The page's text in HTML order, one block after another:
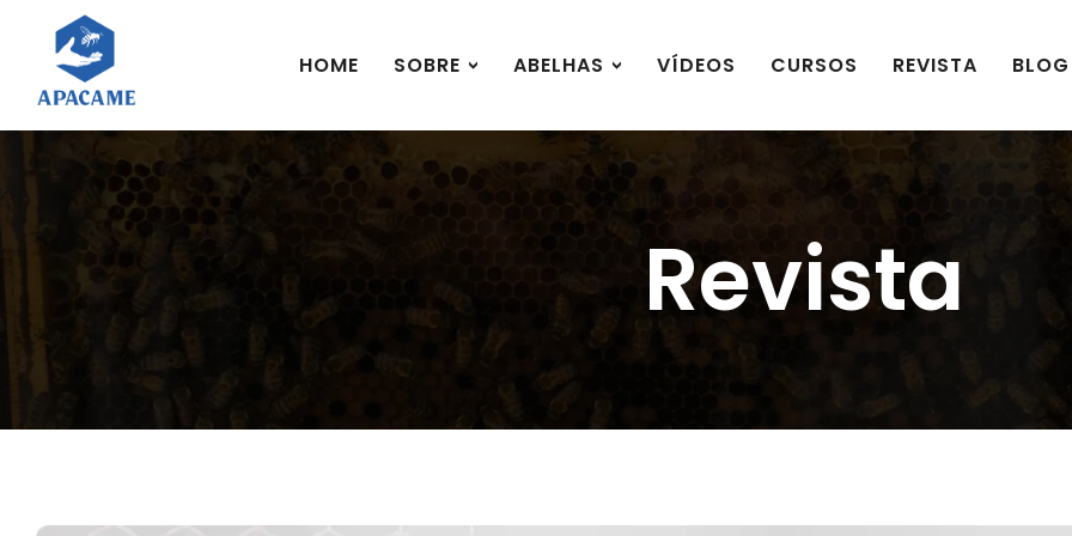
HOME SOBRE ABELHAS VÍDEOS CURSOS REVISTA BLOG
Revista